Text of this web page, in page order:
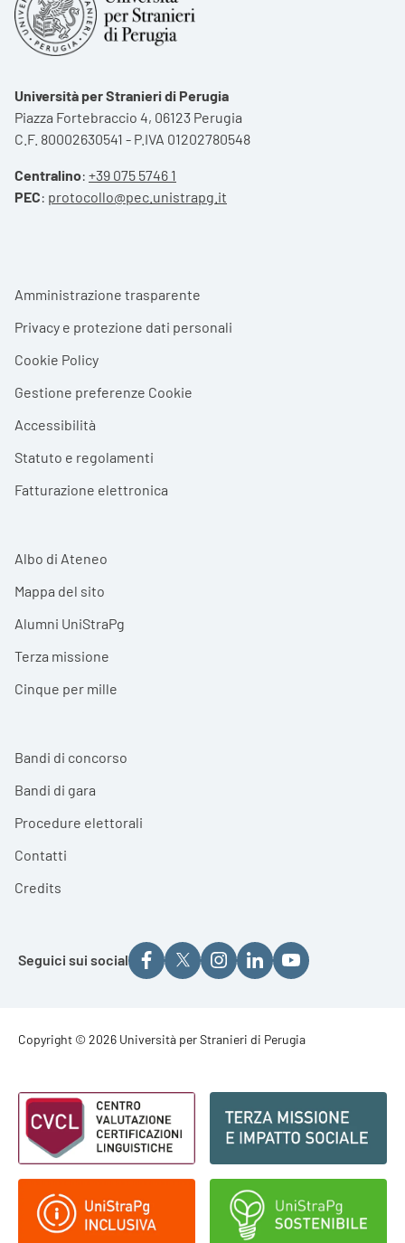
Università per Stranieri di Perugia
Piazza Fortebraccio 4, 06123 Perugia
C.F. 80002630541 - P.IVA 01202780548
Centralino: +39 075 5746 1
PEC: protocollo@pec.unistrapg.it
Footer menu
Amministrazione trasparente
Privacy e protezione dati personali
Cookie Policy
Gestione preferenze Cookie
Accessibilità
Statuto e regolamenti
Fatturazione elettronica
Albo di Ateneo
Mappa del sito
Alumni UniStraPg
Terza missione
Cinque per mille
Bandi di concorso
Bandi di gara
Procedure elettorali
Contatti
Credits
Seguici sui social
Footer - Copyright
Copyright © 2026 Università per Stranieri di Perugia
Footer - Loghi